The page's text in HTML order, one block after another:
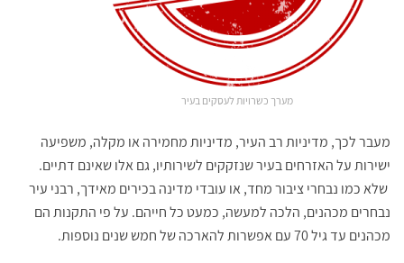
מערך כשרויות לעסקים בעיר
מעבר לכך, מדיניות רב העיר, מדיניות מחמירה או מקלה, משפיעה
ישירות על האזרחים בעיר שנזקקים לשירותיו, גם אלו שאינם דתיים.
שלא כמו נבחרי ציבור מחד, או עובדי מדינה בכירים מאידך, רבני עיר
נבחרים מכהנים, הלכה למעשה, כמעט כל חייהם. על פי התקנות הם
מכהנים עד גיל 70 עם אפשרות להארכה של חמש שנים נוספות.